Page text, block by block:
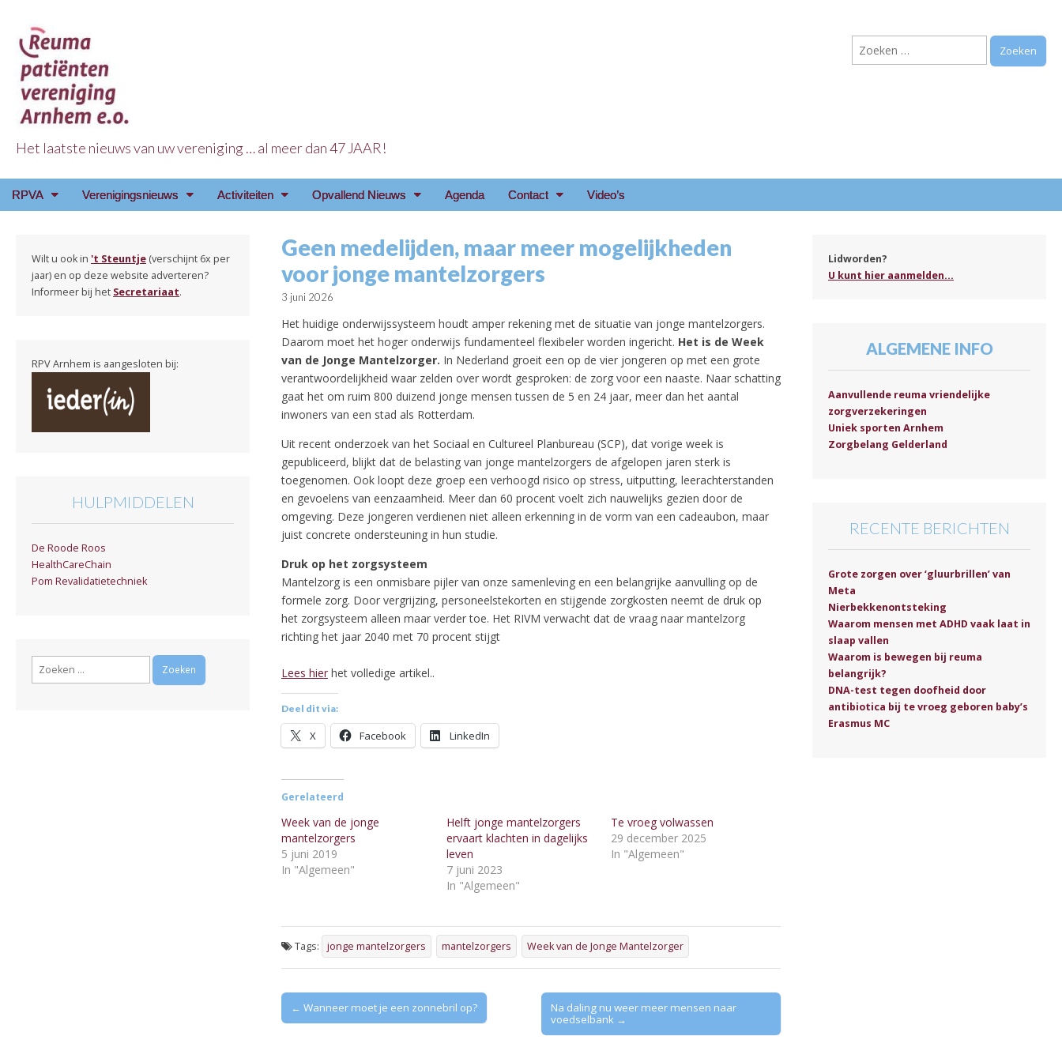
Reuma Patienten Vereniging Arnhem e.o.
Het laatste nieuws van uw vereniging … al meer dan 47 JAAR!
Zoeken
naar:
Main
Skip
RPVA Verenigingsnieuws Activiteiten Opvallend Nieuws Agenda Contact Video’s
Geen medelijden, maar meer mogelijkheden
voor jonge mantelzorgers
3 juni 2026
Het huidige onderwijssysteem houdt amper rekening met de situatie van jonge mantelzorgers.
Daarom moet het hoger onderwijs fundamenteel flexibeler worden ingericht. Het is de Week
van de Jonge Mantelzorger. In Nederland groeit een op de vier jongeren op met een grote
verantwoordelijkheid waar zelden over wordt gesproken: de zorg voor een naaste. Naar schatting
gaat het om ruim 800 duizend jonge mensen tussen de 5 en 24 jaar, meer dan het aantal
inwoners van een stad als Rotterdam.
Uit recent onderzoek van het Sociaal en Cultureel Planbureau (SCP), dat vorige week is
gepubliceerd, blijkt dat de belasting van jonge mantelzorgers de afgelopen jaren sterk is
toegenomen. Ook loopt deze groep een verhoogd risico op stress, uitputting, leerachterstanden
en gevoelens van eenzaamheid. Meer dan 60 procent voelt zich nauwelijks gezien door de
omgeving. Deze jongeren verdienen niet alleen erkenning in de vorm van een cadeaubon, maar
juist concrete ondersteuning in hun studie.
Druk op het zorgsysteem
Mantelzorg is een onmisbare pijler van onze samenleving en een belangrijke aanvulling op de
formele zorg. Door vergrijzing, personeelstekorten en stijgende zorgkosten neemt de druk op
het zorgsysteem alleen maar verder toe. Het RIVM verwacht dat de vraag naar mantelzorg
richting het jaar 2040 met 70 procent stijgt
Lees hier het volledige artikel..
Deel dit via:
X Facebook LinkedIn
Gerelateerd
Week van de jonge
mantelzorgers
5 juni 2019
In "Algemeen"
Helft jonge mantelzorgers
ervaart klachten in dagelijks
leven
7 juni 2023
In "Algemeen"
Te vroeg volwassen
29 december 2025
In "Algemeen"
Tags: jonge mantelzorgers mantelzorgers Week van de Jonge Mantelzorger
Post
navigation
← Wanneer moet je een zonnebril op?
Na daling nu weer meer mensen naar
voedselbank →
Wilt u ook in 't Steuntje (verschijnt 6x per
jaar) en op deze website adverteren?
Informeer bij het Secretariaat.
RPV Arnhem is aangesloten bij:
HULPMIDDELEN
De Roode Roos
HealthCareChain
Pom Revalidatietechniek
Zoeken
Lidworden?
U kunt hier aanmelden...
ALGEMENE INFO
Aanvullende reuma vriendelijke
zorgverzekeringen
Uniek sporten Arnhem
Zorgbelang Gelderland
RECENTE BERICHTEN
Grote zorgen over ‘gluurbrillen’ van
Meta
Nierbekkenontsteking
Waarom mensen met ADHD vaak laat in
slaap vallen
Waarom is bewegen bij reuma
belangrijk?
DNA-test tegen doofheid door
antibiotica bij te vroeg geboren baby’s
Erasmus MC